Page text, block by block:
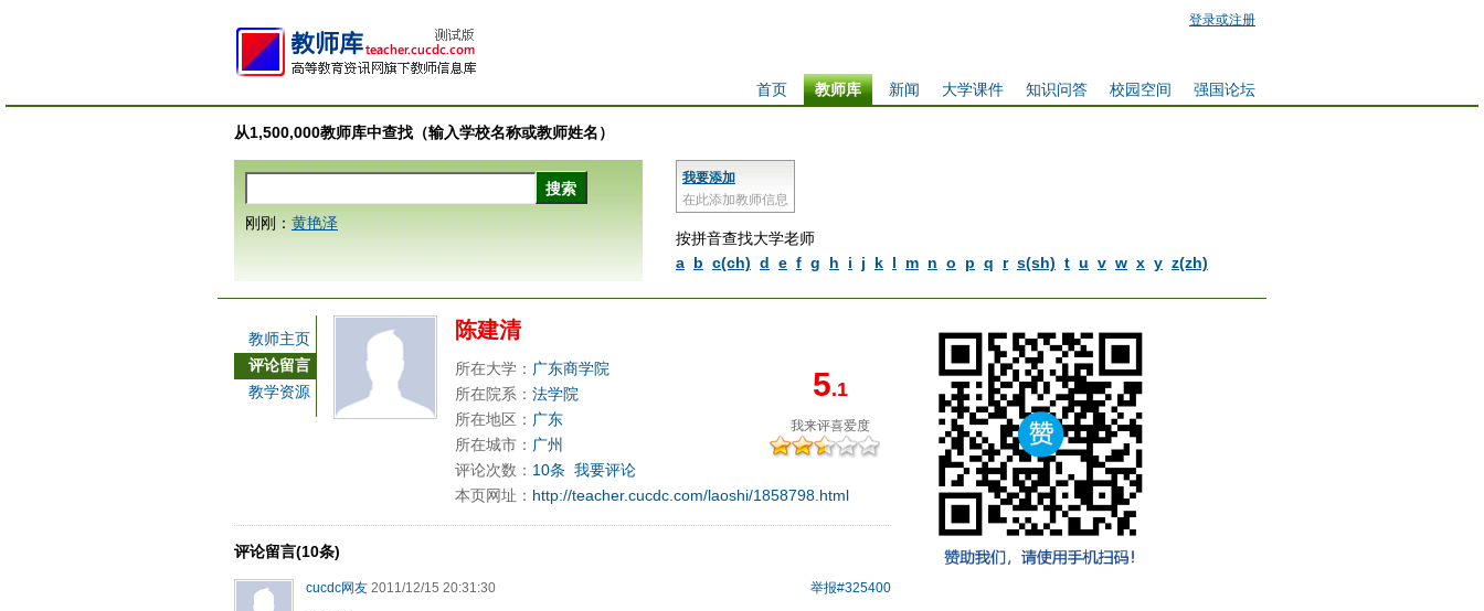
登录或注册
强国论坛
校园空间
知识问答
大学课件
新闻
教师库
首页
从1,500,000教师库中查找（输入学校名称或教师姓名）
我要添加
在此添加教师信息
按拼音查找大学老师
a b c(ch) d e f g h i j k l m n o p q r s(sh) t u v w x y z(zh)
刚刚： 黄艳泽
教师主页
评论留言
教学资源
陈建清
5.1
我来评喜爱度
所在大学： 广东商学院
所在院系： 法学院
所在地区： 广东
所在城市： 广州
评论次数： 10条 我要评论
本页网址： http://teacher.cucdc.com/laoshi/1858798.html
评论留言(10条)
举报#325400
cucdc网友 2011/12/15 20:31:30